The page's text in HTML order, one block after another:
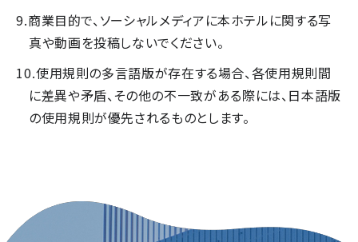
商業目的で、ソーシャルメディアに本ホテルに関する写
真や動画を投稿しないでください。
使用規則の多言語版が存在する場合、各使用規則間
に差異や矛盾、その他の不一致がある際には、日本語版
の使用規則が優先されるものとします。